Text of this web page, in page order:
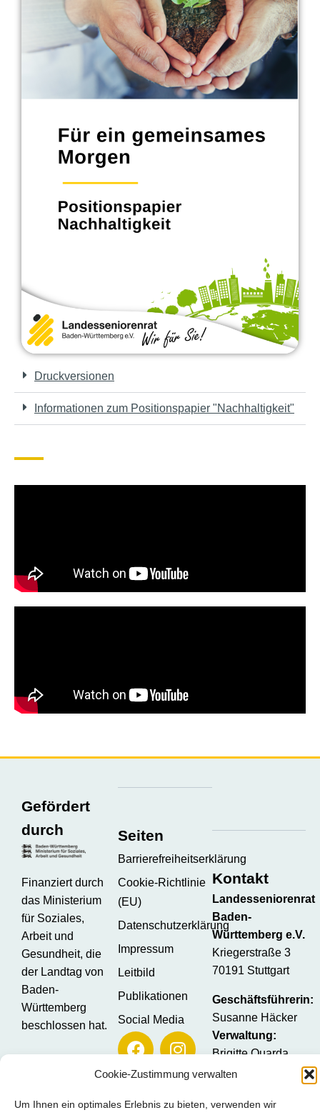
Cookie-Zustimmung verwalten
Um Ihnen ein optimales Erlebnis zu bieten, verwenden wir
Druckversionen
Informationen zum Positionspapier "Nachhaltigkeit"
Gefördert
durch
Finanziert durch
das Ministerium
für Soziales,
Arbeit und
Gesundheit, die
der Landtag von
Baden-
Württemberg
beschlossen hat.
Seiten
Barrierefreiheitserklärung
Cookie-Richtlinie
(EU)
Datenschutzerklärung
Impressum
Leitbild
Publikationen
Social Media
Kontakt
Landesseniorenrat
Baden-
Württemberg e.V.
Kriegerstraße 3
70191 Stuttgart
Geschäftsführerin:
Susanne Häcker
Verwaltung:
Brigitte Quarda